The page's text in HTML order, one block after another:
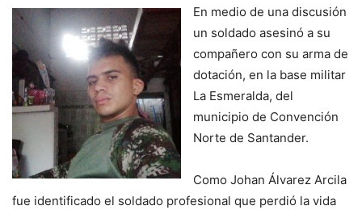
En medio de una discusión
un soldado asesinó a su
compañero con su arma de
dotación, en la base militar
La Esmeralda, del
municipio de Convención
Norte de Santander.
Como Johan Álvarez Arcila
fue identificado el soldado profesional que perdió la vida